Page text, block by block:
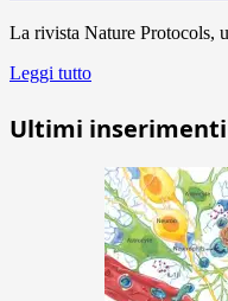
La rivista Nature Protocols,
Leggi tutto
Ultimi inserimenti